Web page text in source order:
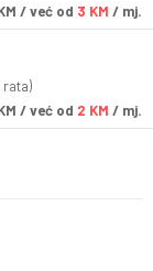
/ već od 3 KM / mj.
rata)
/ već od 2 KM / mj.